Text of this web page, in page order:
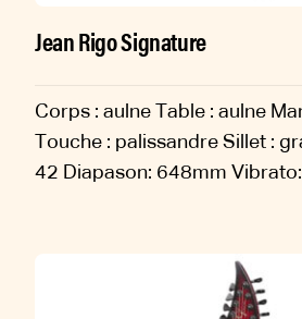
Jean Rigo Signature
Corps : aulne Table : aulne
Touche : palissandre Sillet :
42 Diapason: 648mm